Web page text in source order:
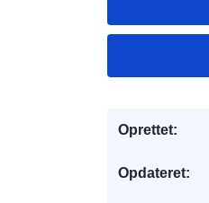
Oprettet:
Opdateret: